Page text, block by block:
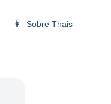
👩 Sobre Thais